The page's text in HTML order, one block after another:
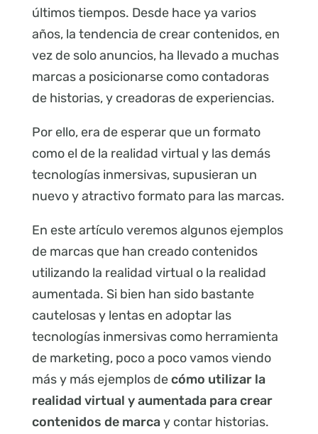
últimos tiempos. Desde hace ya varios
años, la tendencia de crear contenidos, en
vez de solo anuncios, ha llevado a muchas
marcas a posicionarse como contadoras
de historias, y creadoras de experiencias.
Por ello, era de esperar que un formato
como el de la realidad virtual y las demás
tecnologías inmersivas, supusieran un
nuevo y atractivo formato para las marcas.
En este artículo veremos algunos ejemplos
de marcas que han creado contenidos
utilizando la realidad virtual o la realidad
aumentada. Si bien han sido bastante
cautelosas y lentas en adoptar las
tecnologías inmersivas como herramienta
de marketing, poco a poco vamos viendo
más y más ejemplos decómo utilizar la
realidad virtual y aumentada para crear
contenidos de marcay contar historias.